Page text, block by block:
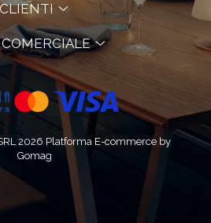
CLIENTI
2026 Platforma E-commerce by
Gomag